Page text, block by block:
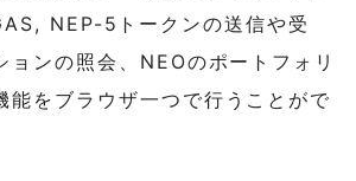
NEP-5トークンの送信や受
ョンの照会、NEOのポートフォリ
能をブラウザ一つで行うことがで